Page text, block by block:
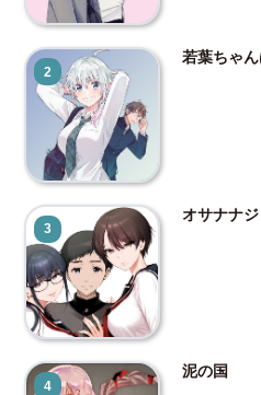
2
若葉ちゃん
3
オサナナ
4
泥の国